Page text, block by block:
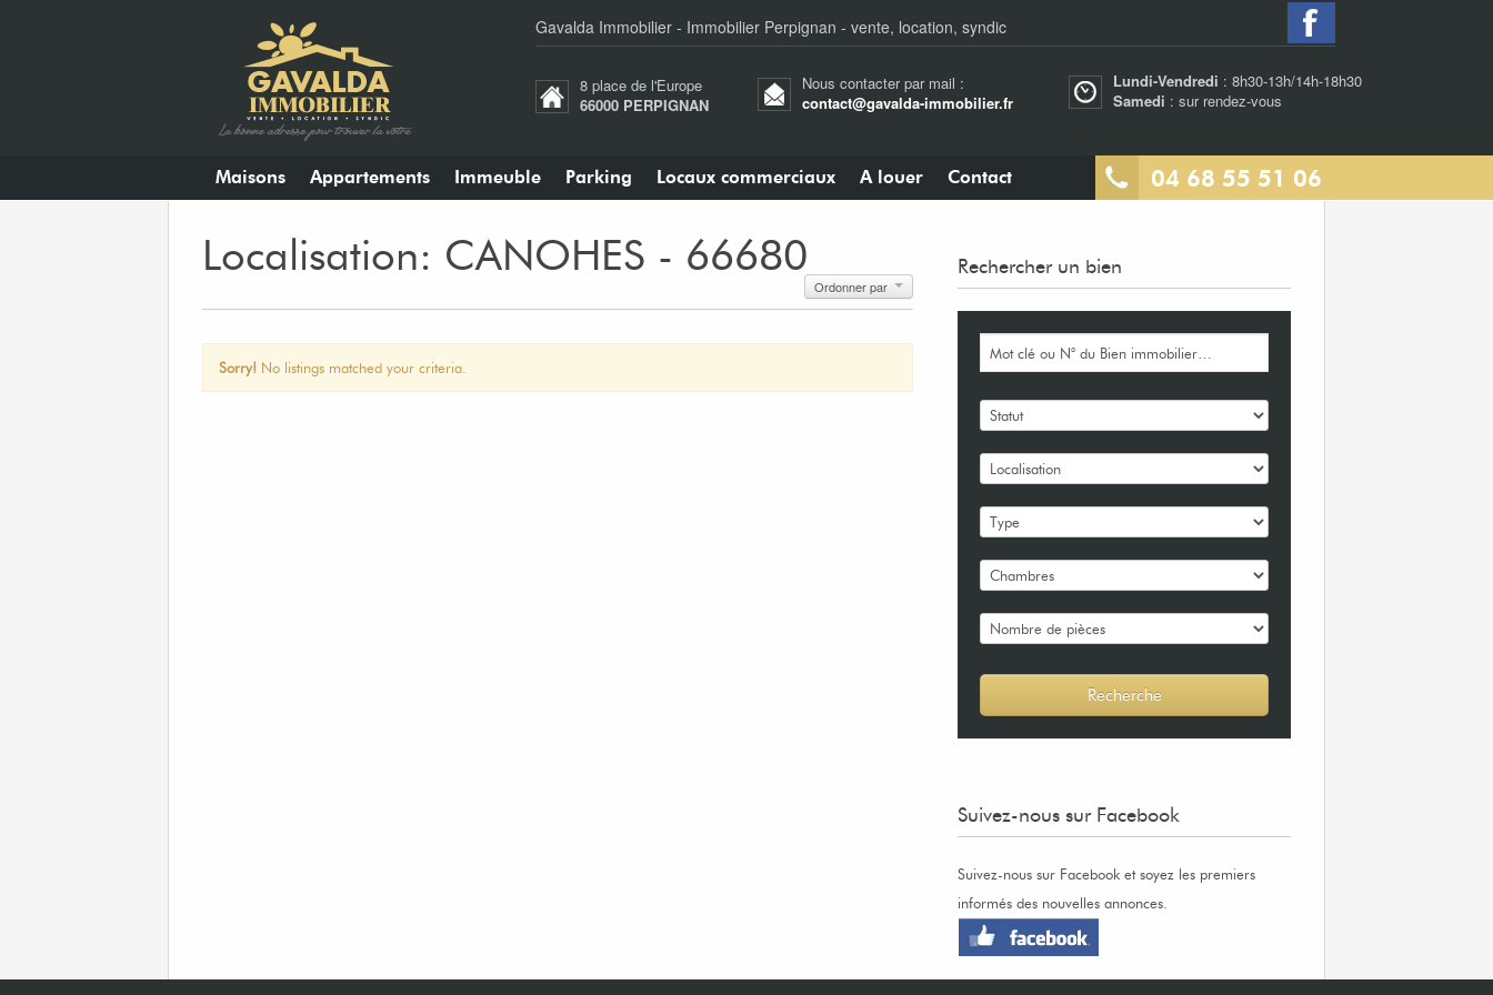
Gavalda Immobilier - Immobilier Perpignan - vente, location, syndic
8 place de l'Europe
66000 PERPIGNAN
Nous contacter par mail :
contact@gavalda-immobilier.fr
Lundi-Vendredi : 8h30-13h/14h-18h30
Samedi : sur rendez-vous
04 68 55 51 06
Maisons Appartements Immeuble Parking Locaux commerciaux A louer Contact
Localisation: CANOHES - 66680
Ordonner par
Sorry! No listings matched your criteria.
Rechercher un bien
Suivez-nous sur Facebook
Suivez-nous sur Facebook et soyez les premiers
informés des nouvelles annonces.